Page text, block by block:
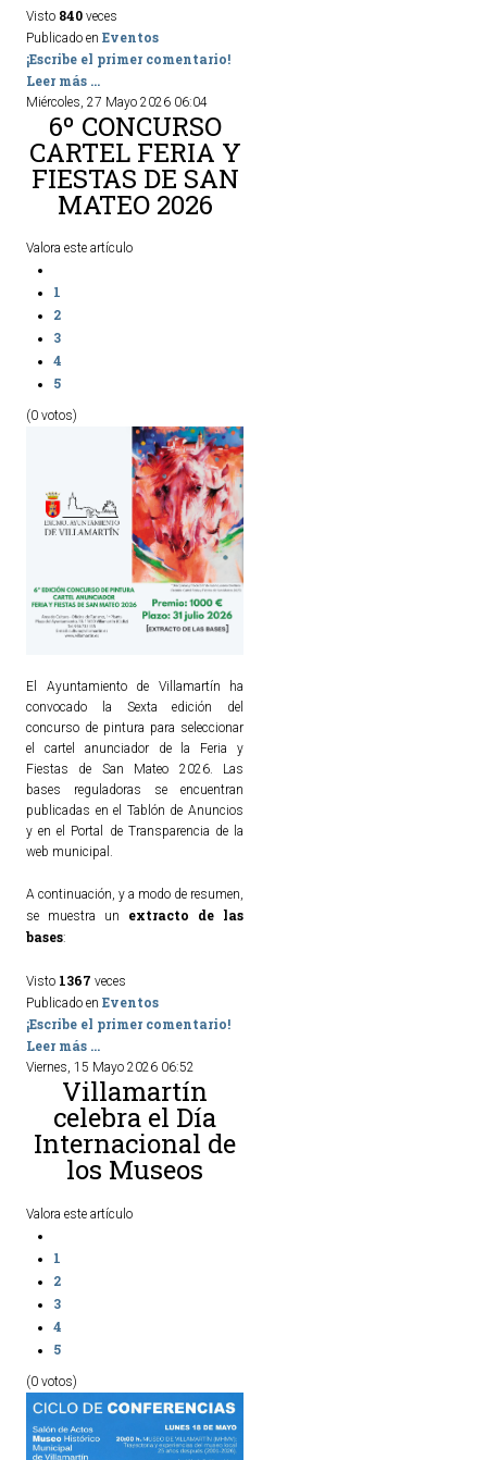
Visto 840 veces
Publicado en Eventos
¡Escribe el primer comentario!
Leer más ...
Miércoles, 27 Mayo 2026 06:04
6º CONCURSO
CARTEL FERIA Y
FIESTAS DE SAN
MATEO 2026
Valora este artículo
1
2
3
4
5
(0 votos)
El Ayuntamiento de Villamartín ha
convocado la Sexta edición del
concurso de pintura para seleccionar
el cartel anunciador de la Feria y
Fiestas de San Mateo 2026. Las
bases reguladoras se encuentran
publicadas en el Tablón de Anuncios
y en el Portal de Transparencia de la
web municipal.
A continuación, y a modo de resumen,
se muestra un extracto de las
bases:
Visto 1367 veces
Publicado en Eventos
¡Escribe el primer comentario!
Leer más ...
Viernes, 15 Mayo 2026 06:52
Villamartín
celebra el Día
Internacional de
los Museos
Valora este artículo
1
2
3
4
5
(0 votos)